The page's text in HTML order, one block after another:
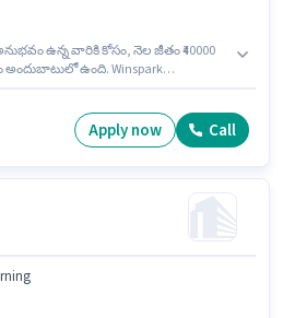
ఉన్న వారికి కోసం, నెల జీతం ₹40000
ఉంది. Winspark
Apply now Call